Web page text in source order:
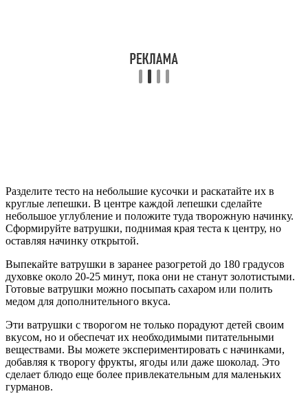
Разделите тесто на небольшие кусочки и раскатайте их в
круглые лепешки. В центре каждой лепешки сделайте
небольшое углубление и положите туда творожную начинку.
Сформируйте ватрушки, поднимая края теста к центру, но
оставляя начинку открытой.
Выпекайте ватрушки в заранее разогретой до 180 градусов
духовке около 20-25 минут, пока они не станут золотистыми.
Готовые ватрушки можно посыпать сахаром или полить
медом для дополнительного вкуса.
Эти ватрушки с творогом не только порадуют детей своим
вкусом, но и обеспечат их необходимыми питательными
веществами. Вы можете экспериментировать с начинками,
добавляя к творогу фрукты, ягоды или даже шоколад. Это
сделает блюдо еще более привлекательным для маленьких
гурманов.